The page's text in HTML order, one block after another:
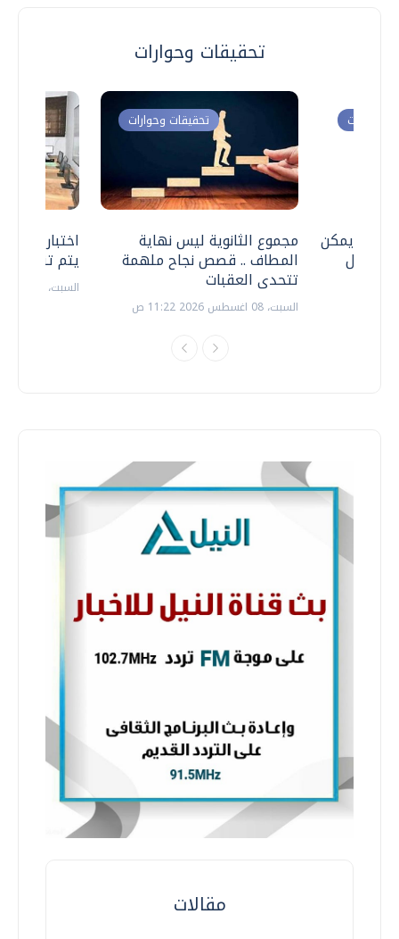
تحقيقات وحوارات
اختبارات
يتم
السبت، 18 يوليو 2026 09:22 ص
تحقيقات وحوارات
مجموع الثانوية ليس نهاية
المطاف .. قصص نجاح ملهمة
تتحدى العقبات
السبت، 08 اغسطس 2026 11:22 ص
وحوارات
.. هل يمكن
نتعامل
مقالات